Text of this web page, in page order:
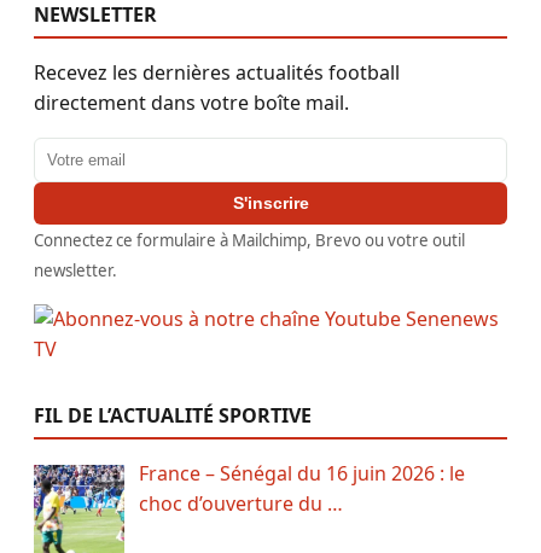
NEWSLETTER
Recevez les dernières actualités football
directement dans votre boîte mail.
Adresse email
S'inscrire
Connectez ce formulaire à Mailchimp, Brevo ou votre outil
newsletter.
FIL DE L’ACTUALITÉ SPORTIVE
France – Sénégal du 16 juin 2026 : le
choc d’ouverture du …